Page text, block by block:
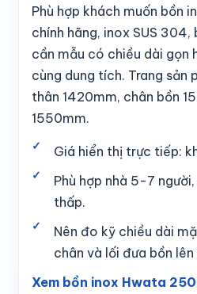
Phù hợp khách muốn bồn
chính hãng, inox SUS 304,
cần mẫu có chiều dài gọn
cùng dung tích. Trang sản
thân 1420mm, chân bồn
1550mm.
Giá hiển thị trực tiếp:
Phù hợp nhà 5-7
thấp.
Nên đo kỹ chiều dài
chân và lối đưa bồn lên
Xem bồn inox Hwata